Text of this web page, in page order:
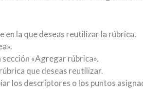
en la que deseas reutilizar la rúbrica.
«Agregar rúbrica».
que deseas reutilizar.
los descriptores o los puntos